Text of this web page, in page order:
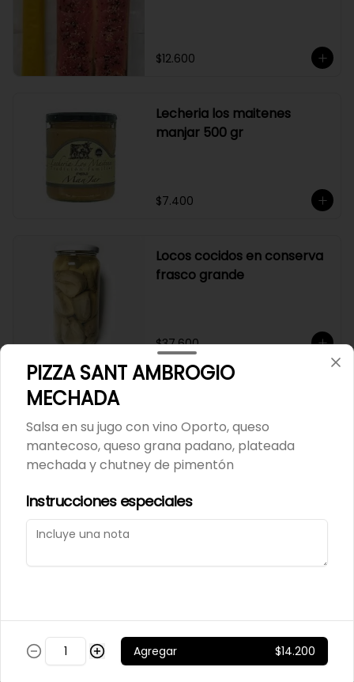
$12.600
Lecheria los maitenes
manjar 500 gr
$7.400
Locos cocidos en conserva
frasco grande
$37.600
PIZZA SANT AMBROGIO
MECHADA
Salsa en su jugo con vino Oporto, queso
mantecoso, queso grana padano, plateada
mechada y chutney de pimentón
Instrucciones especiales
Agregar $14.200